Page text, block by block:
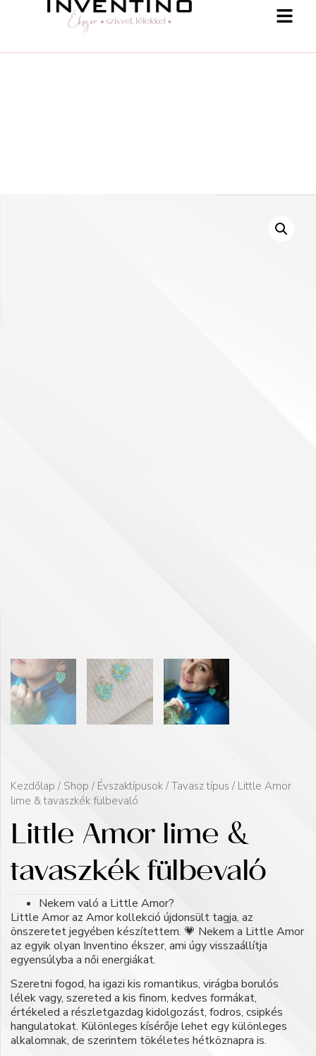
Kezdőlap / Shop / Évszaktípusok / Tavasz típus / Little Amor
lime & tavaszkék fülbevaló
Little Amor lime &
tavaszkék fülbevaló
Nekem való a Little Amor?
Little Amor az Amor kollekció újdonsült tagja, az
önszeretet jegyében készítettem. 💗 Nekem a Little Amor
az egyik olyan Inventino ékszer, ami úgy visszaállítja
egyensúlyba a női energiákat.
Szeretni fogod, ha igazi kis romantikus, virágba borulós
lélek vagy, szereted a kis finom, kedves formákat,
értékeled a részletgazdag kidolgozást, fodros, csipkés
hangulatokat. Különleges kísérője lehet egy különleges
alkalomnak, de szerintem tökéletes hétköznapra is.